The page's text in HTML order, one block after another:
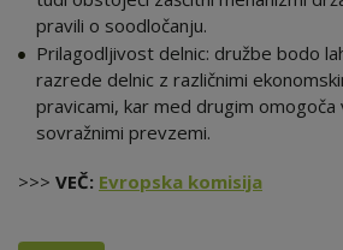
pravili o soodločanju.
Prilagodljivost delnic: družbe bodo
razrede delnic z različnimi
pravicami, kar med drugim
sovražnimi prevzemi.
>>> VEČ: Evropska komisija